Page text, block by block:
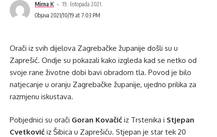
Mirna K
19. listopada 2021.
Objava 2021/10/19 at 7:03 PM
Orači iz svih dijelova Zagrebačke županije došli su u
Zaprešić. Ondje su pokazali kako izgleda kad se netko od
svoje rane životne dobi bavi obradom tla. Povod je bilo
natjecanje u oranju Zagrebačke županije, ujedno prilika za
razmjenu iskustava.
Pobjednici su orači Goran Kovačić iz Trstenika i Stjepan
Cvetković iz Šibica u Zaprešiću. Stjepan je star tek 20